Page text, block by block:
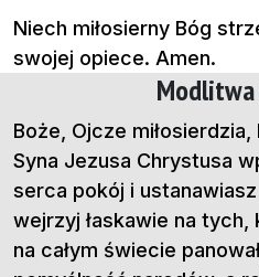
Niech miłosierny Bóg
swojej opiece. Amen.
Boże, Ojcze
Syna Jezusa Chrystusa
serca pokój i
wejrzyj łaskawie na
na całym świecie